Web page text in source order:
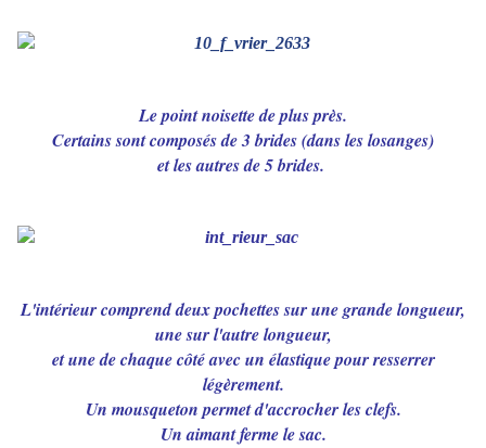
Le point noisette de plus près.
Certains sont composés de 3 brides (dans les losanges)
et les autres de 5 brides.
L'intérieur comprend deux pochettes sur une grande longueur,
une sur l'autre longueur,
et une de chaque côté avec un élastique pour resserrer
légèrement.
Un mousqueton permet d'accrocher les clefs.
Un aimant ferme le sac.